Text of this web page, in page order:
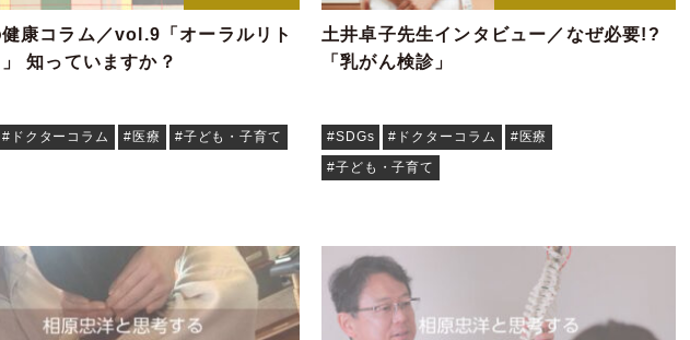
康コラム／vol.9「オーラルリト
知っていますか？
#ドクターコラム #医療 #子ども・子育て
土井卓子先生インタビュー／なぜ必要!?
「乳がん検診」
#SDGs #ドクターコラム
#医療
#子ども・子育て